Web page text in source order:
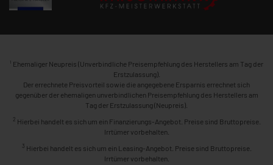
1 Ehemaliger Neupreis (Unverbindliche Preisempfehlung des Herstellers am Tag der
Erstzulassung).
Der errechnete Preisvorteil sowie die angegebene Ersparnis errechnet sich
gegenüber der ehemaligen unverbindlichen Preisempfehlung des Herstellers am
Tag der Erstzulassung (Neupreis).
2 Hierbei handelt es sich um ein Finanzierungs-Angebot. Preise sind Bruttopreise.
Irrtümer vorbehalten.
3 Hierbei handelt es sich um ein Leasing-Angebot. Preise sind Bruttopreise.
Irrtümer vorbehalten.